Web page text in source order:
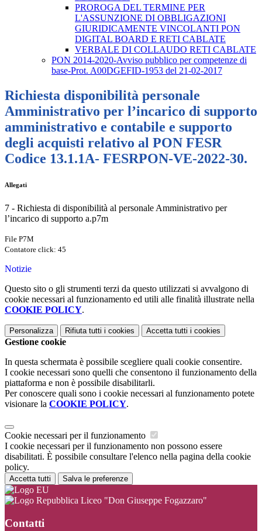
PROROGA DEL TERMINE PER
L'ASSUNZIONE DI OBBLIGAZIONI
GIURIDICAMENTE VINCOLANTI PON
DIGITAL BOARD E RETI CABLATE
VERBALE DI COLLAUDO RETI CABLATE
PON 2014-2020-Avviso pubblico per competenze di
base-Prot. A00DGEFID-1953 del 21-02-2017
Richiesta disponibilità personale
Amministrativo per l’incarico di supporto
amministrativo e contabile e supporto
degli acquisti relativo al PON FESR
Codice 13.1.1A- FESRPON-VE-2022-30.
Allegati
7 - Richiesta di disponibilità al personale Amministrativo per
l’incarico di supporto a.p7m
File P7M
Contatore click: 45
Notizie
Questo sito o gli strumenti terzi da questo utilizzati si avvalgono di
cookie necessari al funzionamento ed utili alle finalità illustrate nella
COOKIE POLICY.
Personalizza Rifiuta tutti i cookies Accetta tutti i cookies
Gestione cookie
In questa schermata è possibile scegliere quali cookie consentire.
I cookie necessari sono quelli che consentono il funzionamento della
piattaforma e non è possibile disabilitarli.
Per conoscere quali sono i cookie necessari al funzionamento potete
visionare la COOKIE POLICY.
Cookie necessari per il funzionamento
I cookie necessari per il funzionamento non possono essere
disabilitati. È possibile consultare l'elenco nella pagina della cookie
policy.
Accetta tutti Salva le preferenze
Liceo "Don Giuseppe Fogazzaro"
Contatti